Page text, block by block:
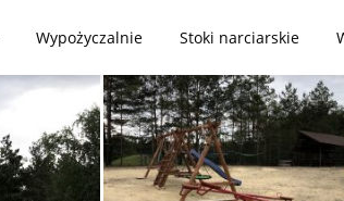
Wypożyczalnie Stoki narciarskie